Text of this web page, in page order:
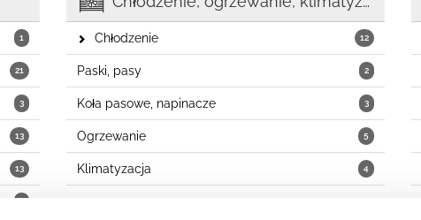
1
21
3
13
13
3
12
Chłodzenie
2
Paski, pasy
3
Koła pasowe, napinacze
5
Ogrzewanie
4
Klimatyzacja